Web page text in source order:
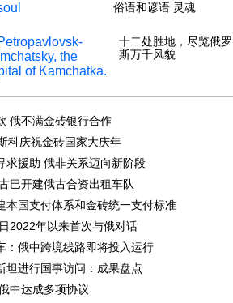
俗语和谚语 灵魂
十二处胜地，尽览俄罗
斯万千风貌
俄不满金砖银行合作
科庆祝金砖国家大庆年
求援助 俄非关系迈向新阶段
巴开建俄古合资出租车队
本国支付体系和金砖统一支付标准
2022年以来首次与俄对话
：俄中跨境线路即将投入运行
坦进行国事访问：成果盘点
中达成多项协议